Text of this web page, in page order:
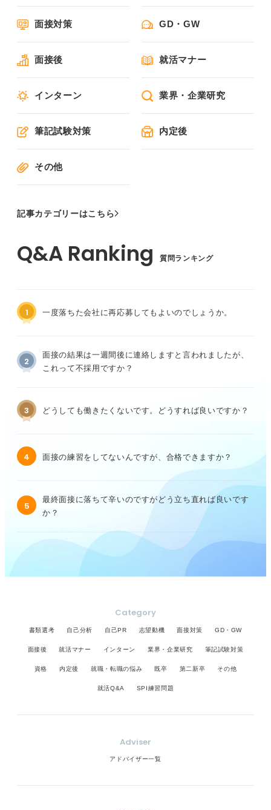
面接対策 GD・GW
面接後 就活マナー
インターン 業界・企業研究
筆記試験対策 内定後
その他
記事カテゴリーはこちら
質問ランキング
1 一度落ちた会社に再応募してもよいのでしょうか。
2
面接の結果は一週間後に連絡しますと言われましたが、
これって不採用ですか？
3 どうしても働きたくないです。どうすれば良いですか？
4 面接の練習をしてないんですが、合格できますか？
5
最終面接に落ちて辛いのですがどう立ち直れば良いです
か？
Category
書類選考 自己分析 自己PR 志望動機 面接対策 GD・GW
面接後 就活マナー インターン 業界・企業研究 筆記試験対策
資格 内定後 就職・転職の悩み 既卒 第二新卒 その他
就活Q&A SPI練習問題
Adviser
アドバイザー一覧